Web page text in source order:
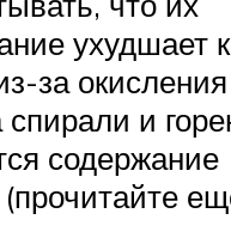
ухудшает
за окисления
и
содержание